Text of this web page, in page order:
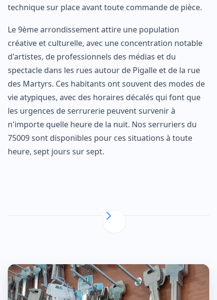
technique sur place avant toute commande de pièce.
Le 9ème arrondissement attire une population
créative et culturelle, avec une concentration notable
d'artistes, de professionnels des médias et du
spectacle dans les rues autour de Pigalle et de la rue
des Martyrs. Ces habitants ont souvent des modes de
vie atypiques, avec des horaires décalés qui font que
les urgences de serrurerie peuvent survenir à
n'importe quelle heure de la nuit. Nos serruriers du
75009 sont disponibles pour ces situations à toute
heure, sept jours sur sept.